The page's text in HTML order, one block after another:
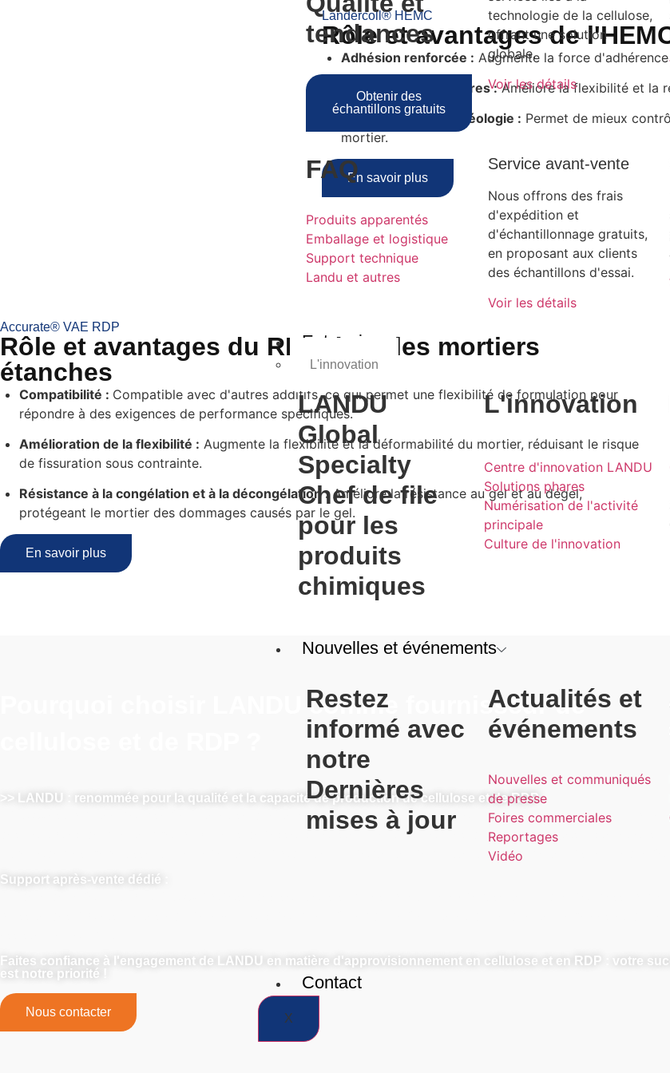
tendances
Obtenir des
échantillons gratuits
technologie de la cellulose,
offrant une solution
globale.
Voir les détails
FAQ
Produits apparentés
Emballage et logistique
Support technique
Landu et autres
Service avant-vente
Nous offrons des frais
d'expédition et
d'échantillonnage gratuits,
en proposant aux clients
des échantillons d'essai.
Voir les détails
Entreprise
L'innovation
LANDU
Global
Specialty
Chef de file
pour les
produits
chimiques
L'innovation
Centre d'innovation LANDU
Solutions phares
Numérisation de l'activité
principale
Culture de l'innovation
Nouvelles et événements
Restez
informé avec
notre
Dernières
mises à jour
Actualités et
événements
Nouvelles et communiqués
de presse
Foires commerciales
Reportages
Vidéo
Contact
X
Landercoll® HEMC
Rôle et avantages de
Adhésion renforcée : Augmente la force
Résistance aux fissures :Améliore la flexibilité et la
Modification de la rhéologie : Permet de mieux
mortier.
En savoir plus
Accurate® VAE RDP
Rôle et avantages du RDP dans les mortiers
étanches
Compatibilité : Compatible avec d'autres additifs, ce qui permet une flexibilité de formulation pour
répondre à des exigences de performance spécifiques.
Amélioration de la flexibilité : Augmente la flexibilité et la déformabilité du mortier, réduisant le risque
de fissuration sous contrainte.
Résistance à la congélation et à la décongélation :Améliore la résistance au gel et au dégel,
protégeant le mortier des dommages causés par le gel.
En savoir plus
Pourquoi choisir LANDU comme fournisseur de
>> LANDU : renommée pour la qualité et la capacité de production de cellulose et de RDP
LANDU est réputée pour sa fiabilité et sa qualité supérieure dans la production de cellulose et de RDP. Grâce
des contrôles de qualité rigoureux, nous dépassons constamment les normes de l'industrie. Nos installations
ultramodernes garantissent une capacité de production importante, permettant de livrer à temps, à chaque
Support après-vente dédié :
Faites confiance à l'engagement de LANDU en matière d'approvisionnement en cellulose et en RDP : votre
est notre priorité !
Nous contacter